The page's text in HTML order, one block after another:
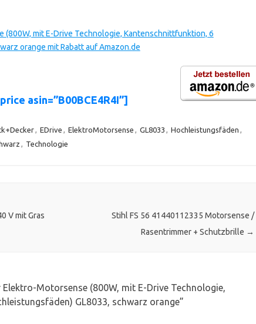
mit E-Drive Technologie, Kantenschnittfunktion, 6
orange mit Rabatt auf Amazon.de
asin=”B00BCE4R4I”]
, EDrive , ElektroMotorsense , GL8033 , Hochleistungsfäden ,
, Technologie
V mit Gras
Stihl FS 56 41440112335 Motorsense /
Rasentrimmer + Schutzbrille →
Elektro-Motorsense (800W, mit E-Drive Technologie,
GL8033, schwarz orange”